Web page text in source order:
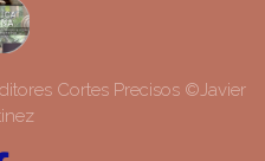
Cortes Precisos ©Javier